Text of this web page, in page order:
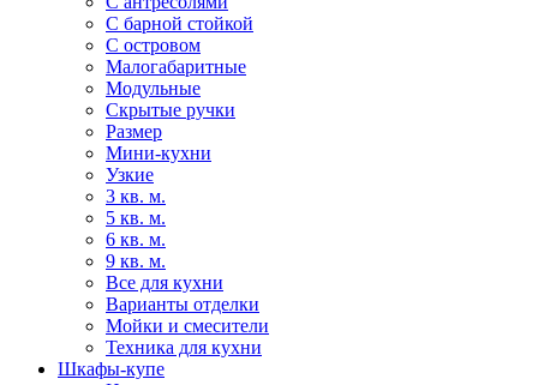
С барной стойкой
С островом
Малогабаритные
Модульные
Скрытые ручки
Размер
Мини-кухни
Узкие
3 кв. м.
5 кв. м.
6 кв. м.
9 кв. м.
Все для кухни
Варианты отделки
Мойки и смесители
Техника для кухни
Шкафы-купе